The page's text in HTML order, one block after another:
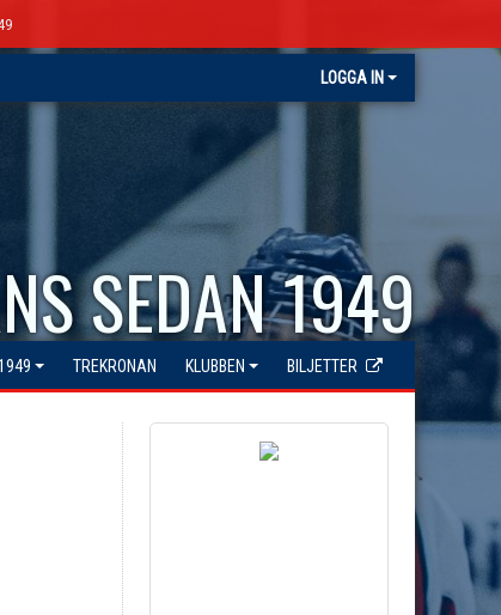
LOGGA IN
SEDAN 1949
TREKRONAN KLUBBEN BILJETTER